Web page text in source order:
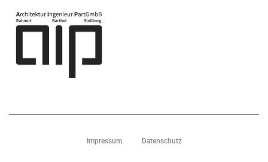
Impressum Datenschutz